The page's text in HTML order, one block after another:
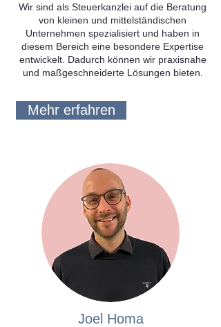
Wir sind als Steuerkanzlei auf die Beratung
von kleinen und mittelständischen
Unternehmen spezialisiert und haben in
diesem Bereich eine besondere Expertise
entwickelt. Dadurch können wir praxisnahe
und maßgeschneiderte Lösungen bieten.
Mehr erfahren
Joel Homa